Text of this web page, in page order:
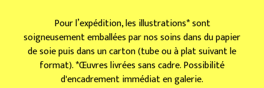
Pour l’expédition, les illustrations* sont
soigneusement emballées par nos soins dans du papier
de soie puis dans un carton (tube ou à plat suivant le
format). *Œuvres livrées sans cadre. Possibilité
d'encadrement immédiat en galerie.